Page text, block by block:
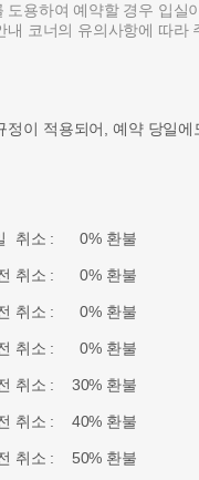
도용하여 예약할 경우 입실
내 코너의 유의사항에 따라
정이 적용되어, 예약 당일
취소 : 0% 환불
취소 : 0% 환불
취소 : 0% 환불
취소 : 0% 환불
취소 : 30% 환불
취소 : 40% 환불
취소 : 50% 환불